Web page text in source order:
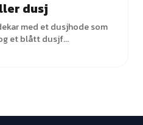
dusj
med et dusjhode som
et blått dusjf...